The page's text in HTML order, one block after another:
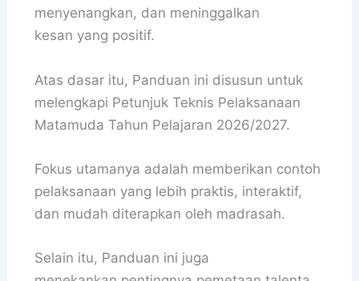
menyenangkan, dan meninggalkan
kesan yang positif.
Atas dasar itu, Panduan ini disusun untuk
melengkapi Petunjuk Teknis Pelaksanaan
Matamuda Tahun Pelajaran 2026/2027.
Fokus utamanya adalah memberikan contoh
pelaksanaan yang lebih praktis, interaktif,
dan mudah diterapkan oleh madrasah.
Selain itu, Panduan ini juga